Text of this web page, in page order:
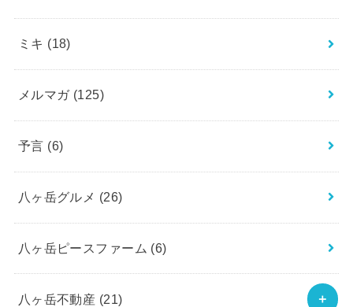
ミキ (18)
メルマガ (125)
予言 (6)
八ヶ岳グルメ (26)
八ヶ岳ピースファーム (6)
八ヶ岳不動産 (21)